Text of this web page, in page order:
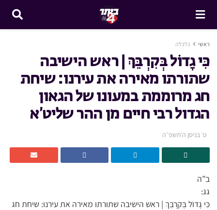
ראשי כלכלה
כִּי גָדוֹל בְּקִרְבֵּךְ | ראש הישיבה
שתורתו מאירה את עירנו: שיחת
חג מרוממת במעונו של הגאון
הגדול רבי חיים מן ההר שליט’א
ט׳ בניסן ה׳תשפ״ה
ב”ה
גג:
כִּי גָדוֹל בְּקִרְבֵּךְ | ראש הישיבה שתורתו מאירה את עירנו: שיחת חג